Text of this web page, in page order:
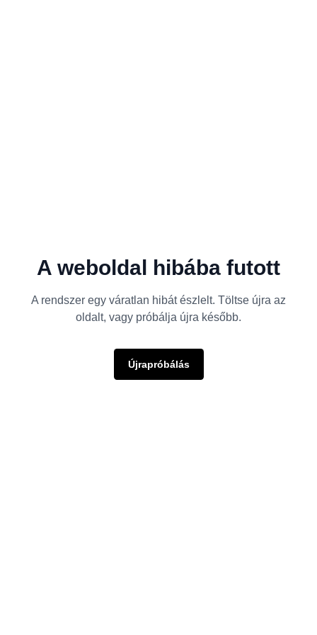
A weboldal hibába futott
A rendszer egy váratlan hibát észlelt. Töltse újra az
oldalt, vagy próbálja újra később.
Újrapróbálás